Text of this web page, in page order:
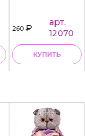
260₽
арт.
12070
КУПИТЬ